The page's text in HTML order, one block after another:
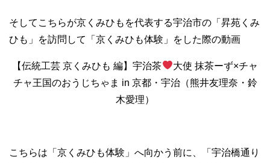
そしてこちらが京くみひもを代表する宇治市の「昇苑くみ
ひも」を訪問して「京くみひも体験」をした際の動画
【伝統工芸 京くみひも 編】宇治茶
大使 抹茶ーず×チャ
チャ王国のおうじちゃま in 京都・宇治（熊井友理奈・鈴
木愛理）
こちらは「京くみひも体験」へ向かう前に、「宇治橋通り